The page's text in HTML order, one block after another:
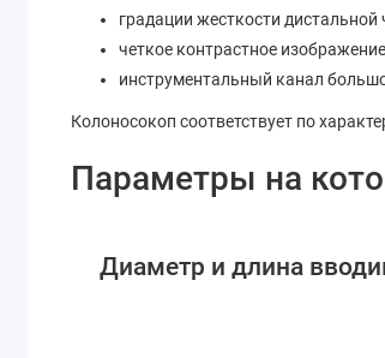
градации жесткости дистальной
четкое контрастное
инструментальный канал
Колоносокоп соответствует по
Параметры на
Диаметр и длина